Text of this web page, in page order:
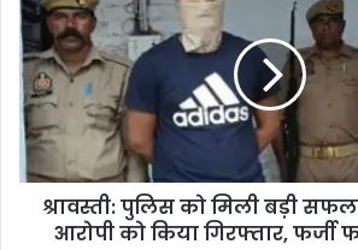
श्रावस्ती: पुलिस को मिली बड़ी
आरोपी को किया गिरफ्तार, फर्जी